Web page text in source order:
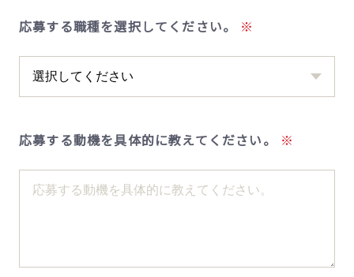
応募する職種を選択してください。
応募する動機を具体的に教えてください。